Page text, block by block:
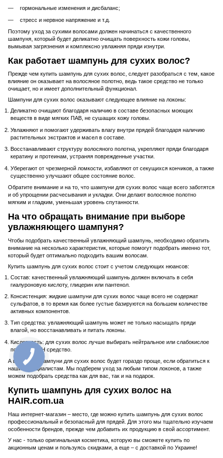
гормональные изменения и дисбаланс;
стресс и нервное напряжение и т.д.
Поэтому уход за сухими волосами должен начинаться с качественного
шампуня, который будет деликатно очищать поверхность кожи головы,
вымывая загрязнения и комплексно увлажняя пряди изнутри.
Как работает шампунь для сухих волос?
Прежде чем купить шампунь для сухих волос, следует разобраться с тем, какое
влияние он оказывает на волосяное полотно, ведь такое средство не только
очищает, но и имеет дополнительный функционал.
Шампуни для сухих волос оказывают следующее влияние на локоны:
Деликатно очищают благодаря наличию в составе безопасных моющих
веществ в виде мягких ПАВ, не сушащих кожу головы.
Увлажняют и помогают удерживать влагу внутри прядей благодаря наличию
растительных экстрактов и масел в составе.
Восстанавливают структуру волосяного полотна, укрепляют пряди благодаря
кератину и протеинам, устраняя поврежденные участки.
Уберегают от чрезмерной ломкости, избавляют от секущихся кончиков, а также
существенно улучшают общее состояние волос.
Обратите внимание и на то, что шампуни для сухих волос чаще всего заботятся
и об упрощении расчесывания и укладки. Они делают волосяное полотно
мягким и гладким, уменьшая уровень спутанности.
На что обращать внимание при выборе
увлажняющего шампуня?
Чтобы подобрать качественный увлажняющий шампунь, необходимо обратить
внимание на несколько характеристик, которые помогут подобрать именно тот,
который будет оптимально подходить вашим волосам.
Купить шампунь для сухих волос стоит с учетом следующих нюансов:
Состав: качественный увлажняющий шампунь должен включать в себя
гиалуроновую кислоту, глицерин или пантенол.
Консистенция: жидкие шампуни для сухих волос чаще всего не содержат
сульфатов, в то время как более густые базируются на большем количестве
активных компонентов.
Тип средства: увлажняющий шампунь может не только насыщать пряди
влагой, но восстанавливать и питать локоны.
Кислотность: для сухих волос лучше выбирать нейтральное или слабокислое
по уровню pH средство.
А выбирать шампуни для сухих волос будет гораздо проще, если обратиться к
нашим специалистам. Мы подберем уход за любым типом локонов, а также
можем подобрать средства как для вас, так и на подарок.
Купить шампунь для сухих волос на
HAIR.com.ua
Наш интернет-магазин – место, где можно купить шампунь для сухих волос
профессиональный и безопасный для прядей. Для этого мы тщательно изучаем
особенности брендов, прежде чем добавить их продукцию в свой ассортимент.
У нас - только оригинальная косметика, которую вы сможете купить по
акционным ценам и пользуясь скидками, а еще – с доставкой по Украине!